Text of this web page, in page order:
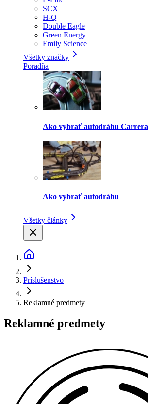
SCX
H-Q
Double Eagle
Green Energy
Emily Science
Všetky značky
Poradňa
Ako vybrať autodráhu Carrera
Ako vybrať autodráhu
Všetky články
Príslušenstvo
Reklamné predmety
Reklamné predmety